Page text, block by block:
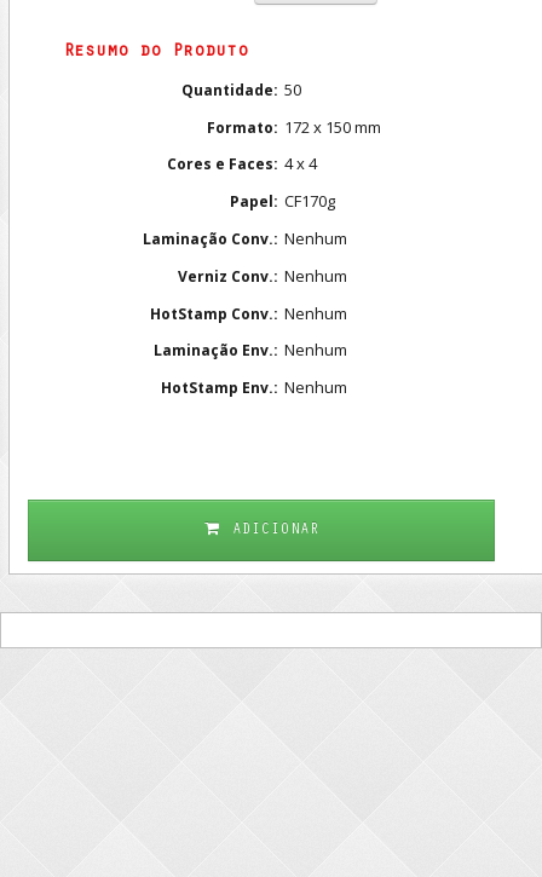
Resumo do Produto
Quantidade: 50
Formato: 172 x 150 mm
Cores e Faces: 4 x 4
Papel: CF170g
Laminação Conv.: Nenhum
Verniz Conv.: Nenhum
HotStamp Conv.: Nenhum
Laminação Env.: Nenhum
HotStamp Env.: Nenhum
ADICIONAR